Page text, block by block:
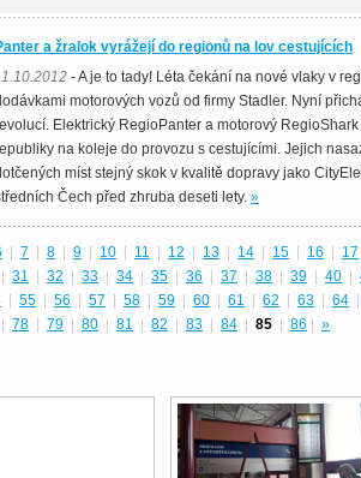
a žralok vyrážejí do regionů na lov cestujících
- A je to tady! Léta čekání na nové vlaky v
motorových vozů od firmy Stadler. Nyní
Elektrický RegioPanter a motorový
na koleje do provozu s cestujícími. Jejich
míst stejný skok v kvalitě dopravy jako
Čech před zhruba deseti lety. »
7 8 9 10 11 12 13 14 15 16 17
31 32 33 34 35 36 37 38 39 40
55 56 57 58 59 60 61 62 63 64
78 79 80 81 82 83 84 85 86 »